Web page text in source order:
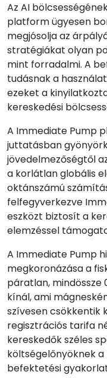
Az AI
platform ügyesen
megjósolja az
stratégiákat olyan
mint forradalmi. A
tudásnak a
ezeket a
kereskedési
A Immediate Pump
juttatásban
jövedelmezőségtől
a korlátlan globális
oktánszámú
felfegyverkezve
eszközt biztosít a
elemzéssel
A Immediate Pump
megkoronázása a
páratlan, mindössze
kínál, ami
szívesen csökkentik
regisztrációs tarifa
kereskedők széles
költségelőnyöknek
befektetési